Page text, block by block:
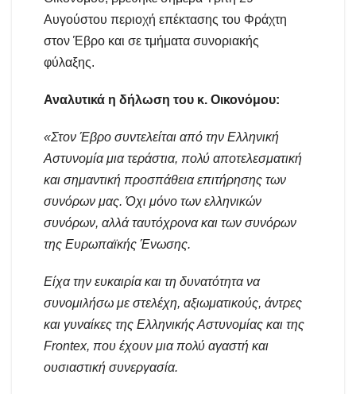
Αυγούστου περιοχή επέκτασης του Φράχτη
στον Έβρο και σε τμήματα συνοριακής
φύλαξης.
Αναλυτικά η δήλωση του κ. Οικονόμου:
«Στον Έβρο συντελείται από την Ελληνική
Αστυνομία μια τεράστια, πολύ αποτελεσματική
και σημαντική προσπάθεια επιτήρησης των
συνόρων μας. Όχι μόνο των ελληνικών
συνόρων, αλλά ταυτόχρονα και των συνόρων
της Ευρωπαϊκής Ένωσης.
Είχα την ευκαιρία και τη δυνατότητα να
συνομιλήσω με στελέχη, αξιωματικούς, άντρες
και γυναίκες της Ελληνικής Αστυνομίας και της
Frontex, που έχουν μια πολύ αγαστή και
ουσιαστική συνεργασία.